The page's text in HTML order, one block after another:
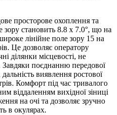
просторове охоплення та
зору становить 8.8 x 7.0°, що на
лінійне поле зору 15 на
Це дозволяє оператору
ділянки місцевості, не
Завдяки поєднанню передової
виявлення ростової
Комфорт під час тривалого
віддаленням вихідної зіниці
на очі та дозволяє зручно
в окулярах.